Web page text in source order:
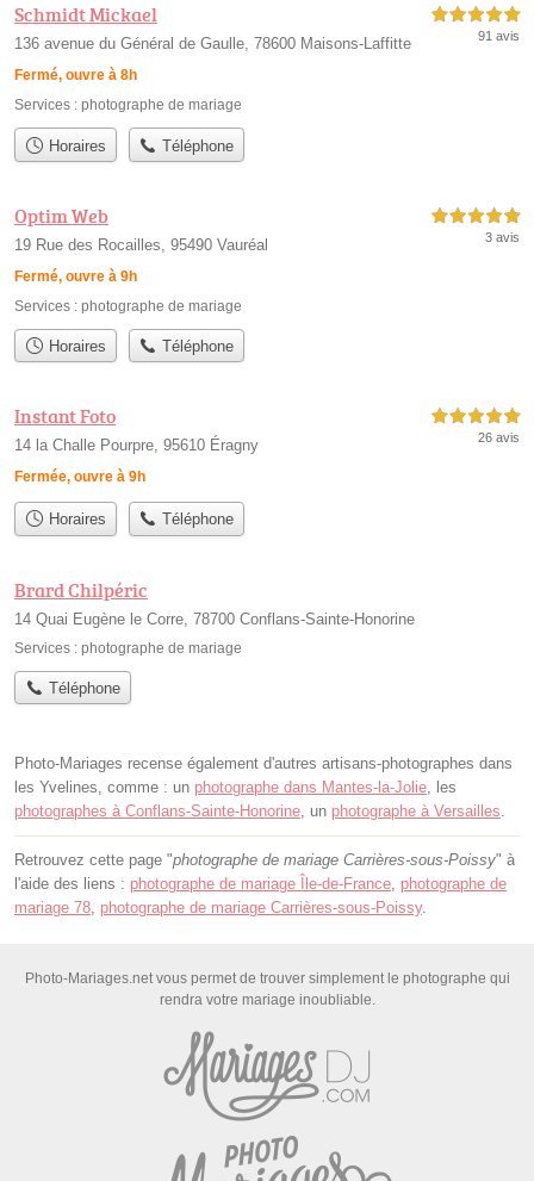
Schmidt Mickael
136 avenue du Général de Gaulle, 78600 Maisons-Laffitte
Fermé, ouvre à 8h
5,0 étoiles sur 5
91 avis
Services : photographe de mariage
Horaires Téléphone
Optim Web
19 Rue des Rocailles, 95490 Vauréal
Fermé, ouvre à 9h
5,0 étoiles sur 5
3 avis
Services : photographe de mariage
Horaires Téléphone
Instant Foto
14 la Challe Pourpre, 95610 Éragny
Fermée, ouvre à 9h
5,0 étoiles sur 5
26 avis
Horaires Téléphone
Brard Chilpéric
14 Quai Eugène le Corre, 78700 Conflans-Sainte-Honorine
Services : photographe de mariage
Téléphone
Photo-Mariages recense également d'autres artisans-photographes dans
les Yvelines, comme : un photographe dans Mantes-la-Jolie , les
photographes à Conflans-Sainte-Honorine , un photographe à Versailles
Retrouvez cette page "photographe de mariage Carrières-sous-Poissy" à
l'aide des liens : photographe de mariage Île-de-France photographe de
mariage 78 photographe de mariage Carrières-sous-Poissy.
Photo-Mariages.net vous permet de trouver simplement le photographe qui
rendra votre mariage inoubliable.